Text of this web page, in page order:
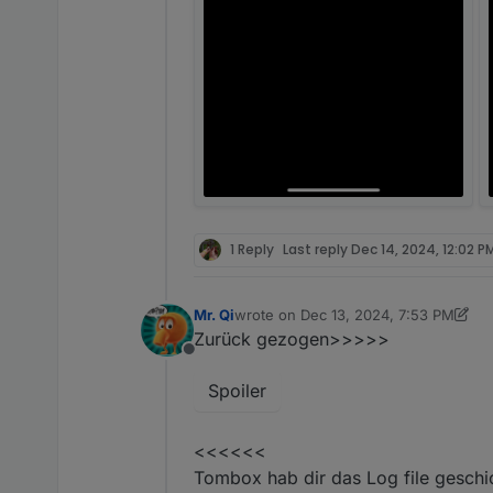
1 Reply Last reply Dec 14, 2024, 12:02
Offline
Mr. Qiwrote on Dec 13, 2024, 7:53 PM
last edited by Mr. QiDec 13, 2024,
Zurück gezogen>>>>>
Spoiler
<<<<<<
Tombox hab dir das Log file